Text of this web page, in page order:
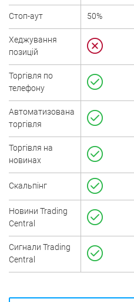
Стоп-аут 50%
Хеджування
позицій
Торгівля по
телефону
Автоматизована
торгівля
Торгівля на
новинах
Скальпінг
Новини Trading
Central
Сигнали Trading
Central